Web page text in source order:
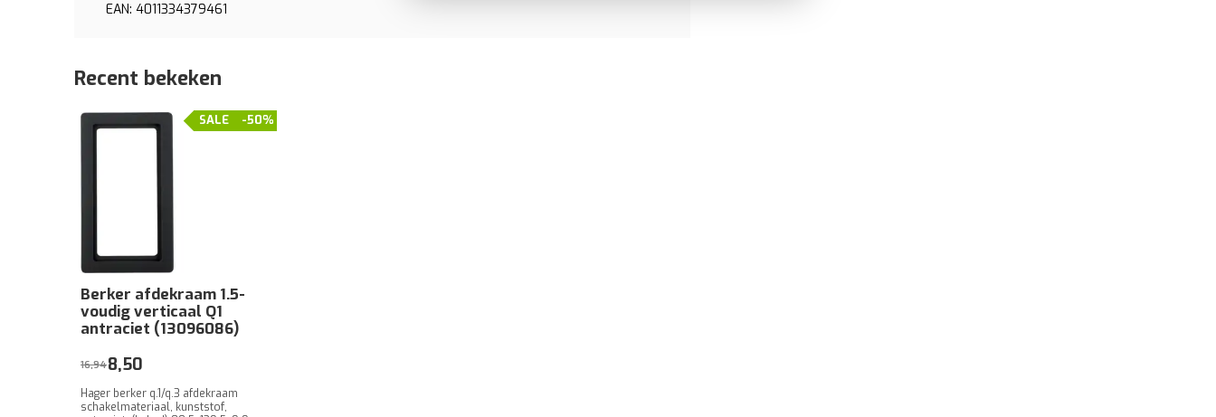
EAN: 4011334379461
Recent bekeken
-50%
SALE
Berker afdekraam 1.5-
voudig verticaal Q1
antraciet (13096086)
Hager berker q.1/q.3 afdekraam
schakelmateriaal, kunststof,
16,948,50